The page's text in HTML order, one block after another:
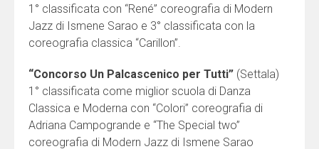
1° classificata con “René” coreografia di Modern
Jazz di Ismene Sarao e 3° classificata con la
coreografia classica “Carillon”.
“Concorso Un Palcascenico per Tutti” (Settala)
1° classificata come miglior scuola di Danza
Classica e Moderna con “Colori” coreografia di
Adriana Campogrande e “The Special two”
coreografia di Modern Jazz di Ismene Sarao